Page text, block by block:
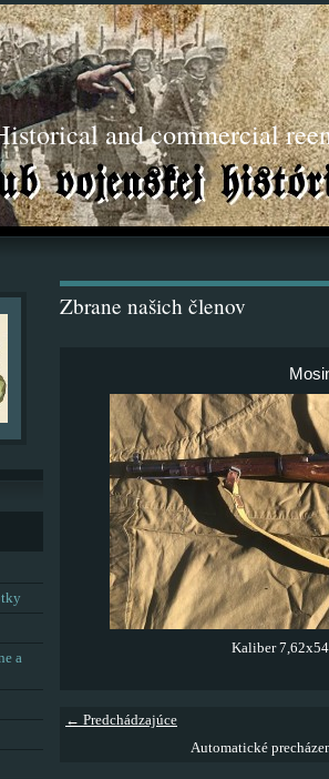
and commercial
Zbrane našich členov
Kaliber
← Predchádzajúce
Automatické
a